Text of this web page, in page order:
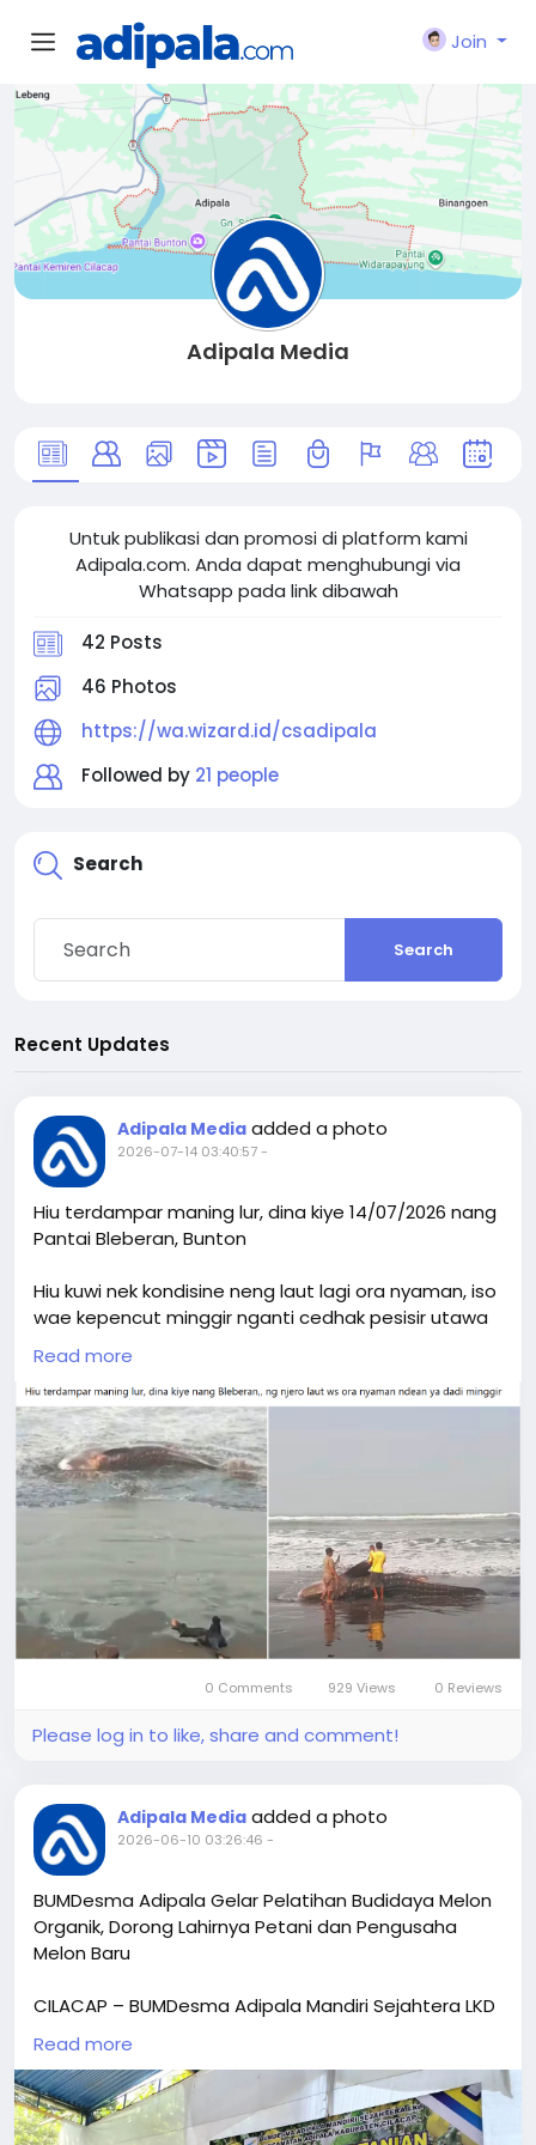
Join
Adipala Media
Untuk publikasi dan promosi di platform kami
Adipala.com. Anda dapat menghubungi via
Whatsapp pada link dibawah
42 Posts
46 Photos
https://wa.wizard.id/csadipala
Followed by 21 people
Search
Search
Recent Updates
Adipala Media added a photo
2026-07-14 03:40:57-
Hiu terdampar maning lur, dina kiye 14/07/2026 nang
Pantai Bleberan, Bunton
Hiu kuwi nek kondisine neng laut lagi ora nyaman, iso
wae kepencut minggir nganti cedhak pesisir utawa
malah terdampar.
Sawetara sebab umum:
- Ombak lan arus kuwat
- Lagi lara utawa tatu
- Kejebak banyu cethek pas pasang-surut
- Gangguan lingkungan, kaya polusi, swara banter,
utawa perubahan suhu banyu
- Mburu mangsa nganti kakehan nyedhak pantai
Nek neng Bleberan ana hiu terdampar, sing penting:
- Aja nyedhak kakehan
- Aja disentuh utawa digeret dewekan
- Lapor petugas: BPBD, polisi, DKP, utawa relawan
- Nek isih urip, biasane perlu ditangani wong sing
Read more
0 Comments 929 Views 0 Reviews
Please log in to like, share and comment!
Adipala Media added a photo
2026-06-10 03:26:46 -
BUMDesma Adipala Gelar Pelatihan Budidaya Melon
Organik, Dorong Lahirnya Petani dan Pengusaha
Melon Baru
CILACAP – BUMDesma Adipala Mandiri Sejahtera LKD
Kecamatan Adipala bekerja sama dengan tim
Hayati Nusantara Farm
Pertanian Budidaya Melon Organik di Kecamatan
Adipala, Kabupaten Cilacap, Rabu (10/6/2026).
Read more